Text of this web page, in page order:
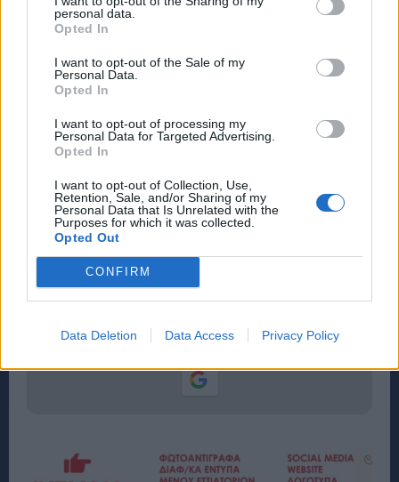
personal data.
Opted In
I want to opt-out of the Sale of my
Personal Data.
Opted In
I want to opt-out of processing my
Personal Data for Targeted Advertising.
Opted In
I want to opt-out of Collection, Use,
Retention, Sale, and/or Sharing of my
Personal Data that Is Unrelated with the
Purposes for which it was collected.
Opted Out
CONFIRM
Data Deletion Data Access Privacy Policy
https://prostiniki.gr/i-kardia-tou-ypsilanti/
aleksandrou…/
https://www.mixanitouxronou.gr/to-ekklisaki-tis-
athinas…/
https://www.tanea.gr/…/opi…/i-kardia-toy-andrea-
https://www.kathimerini.gr/…/oi-dyo-zontanes-
kardies…/
Μείνετε συνδεδεμένοι μέσω των Ειδήσεων
Google
rpn.gr Προσθήκη ως προτιμώμενης πηγής στην
Google